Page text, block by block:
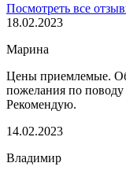
Посмотреть все
18.02.2023
Марина
Цены приемлемые.
пожелания по
Рекомендую.
14.02.2023
Владимир